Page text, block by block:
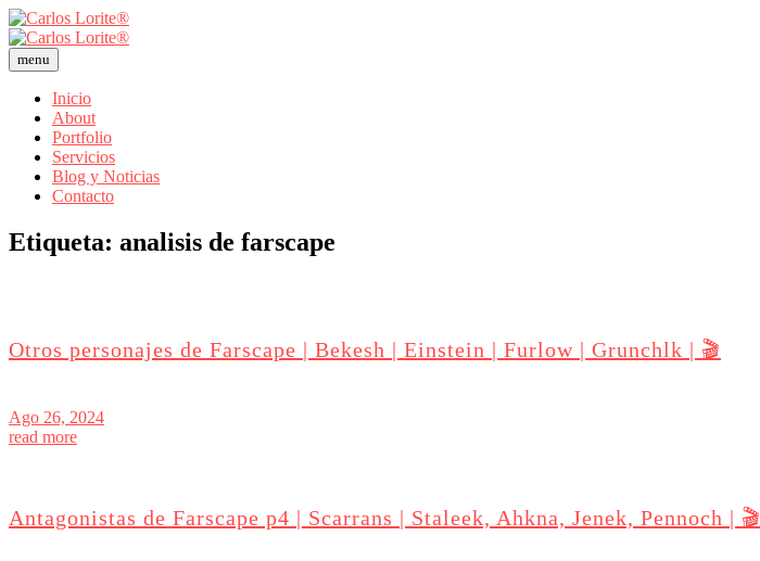
menu
Inicio
About
Portfolio
Servicios
Blog y Noticias
Contacto
Etiqueta: analisis de farscape
Otros personajes de Farscape | Bekesh | Einstein | Furlow | Grunchlk | 🎬
Ago 26, 2024
read more
Antagonistas de Farscape p4 | Scarrans | Staleek, Ahkna, Jenek, Pennoch | 🎬